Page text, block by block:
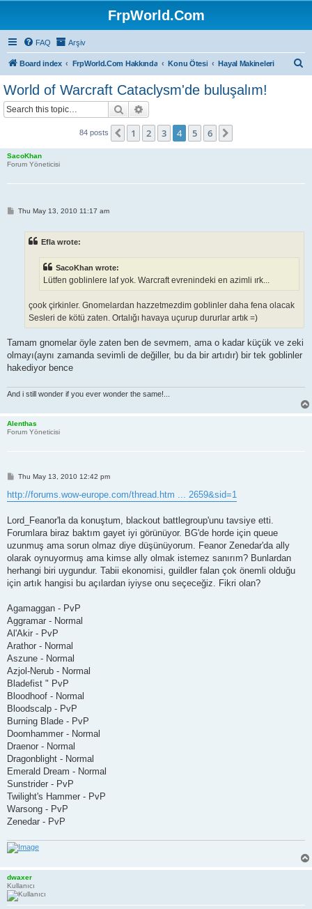
FrpWorld.Com
FAQ Arşiv
Board index FrpWorld.Com Hakkında Konu Ötesi Hayal Makineleri
World of Warcraft Cataclysm'de buluşalım!
Search
84 posts Previous
1 2 3 4 5 6
SacoKhan
Forum Yöneticisi
PThu May 13, 2010 11:17 am
Efla wrote:
SacoKhan wrote:
Lütfen goblinlere laf yok. Warcraft evrenindeki en azimli ırk...
çook çirkinler. Gnomelardan hazzetmezdim goblinler daha fena olacak
Sesleri de kötü zaten. Ortalığı havaya uçurup dururlar artık =)
Tamam gnomelar öyle zaten ben de sevmem, ama o kadar küçük ve zeki
olmayı(aynı zamanda sevimli de değiller, bu da bir artıdır) bir tek goblinler
hakediyor bence
And i still wonder if you ever wonder the same!...
Alenthas
Forum Yöneticisi
P
s
t
Thu May 13, 2010 12:42 pm
http://forums.wow-europe.com/thread.htm ... 2659&sid=1
Lord_Feanor'la da konuştum, blackout battlegroup'unu tavsiye etti.
Forumlara biraz baktım gayet iyi görünüyor. BG'de horde için queue
uzunmuş ama sorun olmaz diye düşünüyorum. Feanor Zenedar'da ally
olarak oynuyormuş ama kimse ally olmak istemez sanırım? Bunlardan
herhangi biri uygundur. Tabii ekonomisi, guildler falan çok önemli olduğu
için artık hangisi bu açılardan iyiyse onu seçeceğiz. Fikri olan?
Agamaggan - PvP
Aggramar - Normal
Al'Akir - PvP
Arathor - Normal
Aszune - Normal
Azjol-Nerub - Normal
Bladefist " PvP
Bloodhoof - Normal
Bloodscalp - PvP
Burning Blade - PvP
Doomhammer - Normal
Draenor - Normal
Dragonblight - Normal
Emerald Dream - Normal
Sunstrider - PvP
Twilight's Hammer - PvP
Warsong - PvP
Zenedar - PvP
dwaxer
Kullanıcı